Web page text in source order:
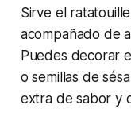
Sirve el
acompañado de
Puedes decorar
o semillas de
extra de sabor y